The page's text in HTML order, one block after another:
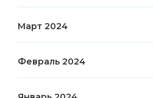
Март 2024
Февраль 2024